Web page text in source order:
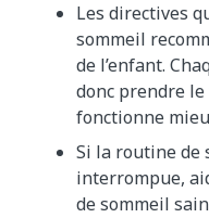
Les directives
sommeil
de l’enfant.
donc prendre
fonctionne
Si la routine de
interrompue,
de sommeil